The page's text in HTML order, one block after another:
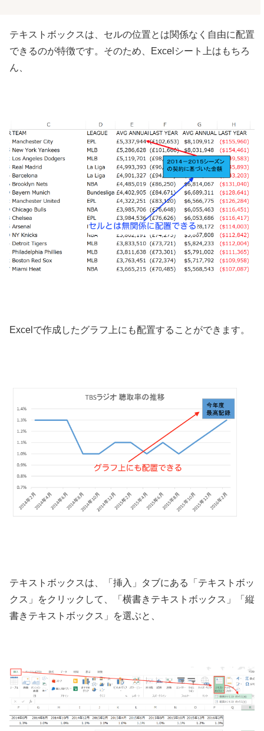
テキストボックスは、セルの位置とは関係なく自由に配置
できるのが特徴です。そのため、Excelシート上はもちろ
ん、
Excelで作成したグラフ上にも配置することができます。
テキストボックスは、「挿入」タブにある「テキストボッ
クス」をクリックして、「横書きテキストボックス」「縦
書きテキストボックス」を選ぶと、